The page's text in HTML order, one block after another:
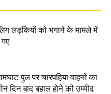
लड़कियों को भगाने के मामले में
गए
पुल पर चारपहिया वाहनों का
दिन बाद बहाल होने की उम्मीद